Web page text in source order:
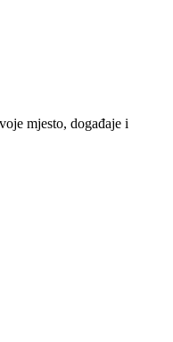
mjesto, događaje i